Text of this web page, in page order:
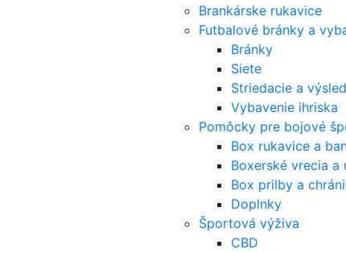
Brankárske rukavice
Futbalové bránky a
Bránky
Siete
Striedacie a
Vybavenie ihriska
Pomôcky pre bojové
Box rukavice a
Boxerské vrecia a
Box prilby a
Doplnky
Športová výživa
CBD